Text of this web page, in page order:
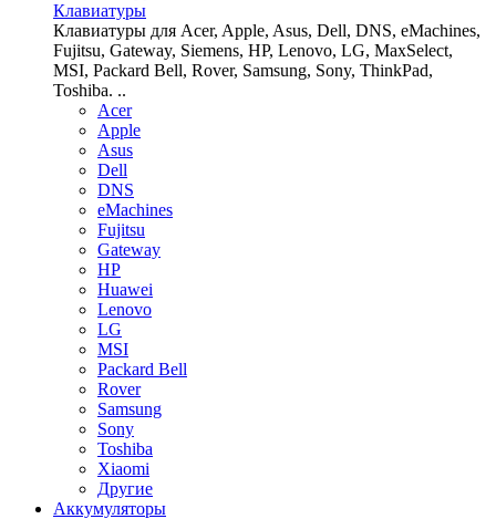
Клавиатуры
Клавиатуры для Acer, Apple, Asus, Dell, DNS, eMachines,
Fujitsu, Gateway, Siemens, HP, Lenovo, LG, MaxSelect,
MSI, Packard Bell, Rover, Samsung, Sony, ThinkPad,
Toshiba. ..
Acer
Apple
Asus
Dell
DNS
eMachines
Fujitsu
Gateway
HP
Huawei
Lenovo
LG
MSI
Packard Bell
Rover
Samsung
Sony
Toshiba
Xiaomi
Другие
Аккумуляторы